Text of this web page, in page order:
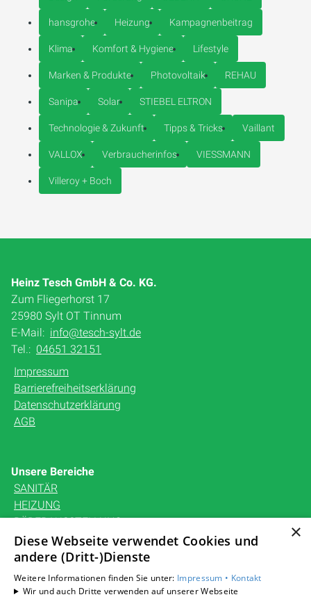
hansgrohe Heizung Kampagnenbeitrag
Klima Komfort & Hygiene Lifestyle
Marken & Produkte Photovoltaik REHAU
Sanipa Solar STIEBEL ELTRON
Technologie & Zukunft Tipps & Tricks Vaillant
VALLOX Verbraucherinfos VIESSMANN
Villeroy + Boch
Heinz Tesch GmbH & Co. KG.
Zum Fliegerhorst 17
25980 Sylt OT Tinnum
E-Mail: info@tesch-sylt.de
Tel.: 04651 32151
Impressum
Barrierefreiheitserklärung
Datenschutzerklärung
AGB
Unsere Bereiche
SANITÄR
HEIZUNG
BÄDERAUSSTELLUNG
KARRIERE
UNTERNEHMEN
KONTAKT
×
Diese Webseite verwendet Cookies und
andere (Dritt-)Dienste
Weitere Informationen finden Sie unter: Impressum • Kontakt
Wir und auch Dritte verwenden auf unserer Webseite